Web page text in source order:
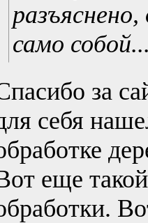
само
за
себя
еще